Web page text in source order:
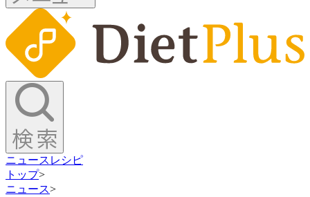
ニュース レシピ
トップ>
ニュース>